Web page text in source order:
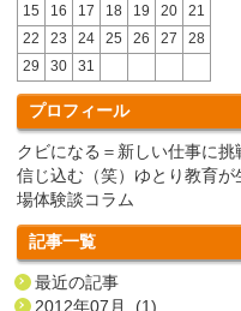
15
16 17 18 19 20
21
22
23 24 25 26 27
28
29
30 31
プロフィール
クビになる＝新しい仕事に
信じ込む（笑）ゆとり教育
場体験談コラム
記事一覧
最近の記事
2012年07月 (1)